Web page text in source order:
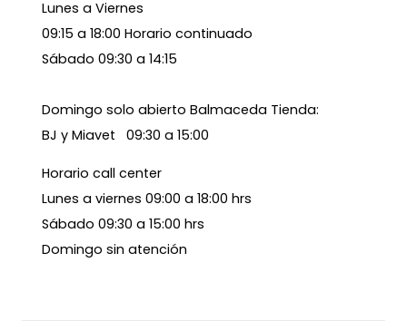
Lunes a Viernes
09:15 a 18:00 Horario continuado
Sábado 09:30 a 14:15
Domingo solo abierto Balmaceda Tienda:
BJ y Miavet 09:30 a 15:00
Horario call center
Lunes a viernes 09:00 a 18:00 hrs
Sábado 09:30 a 15:00 hrs
Domingo sin atención